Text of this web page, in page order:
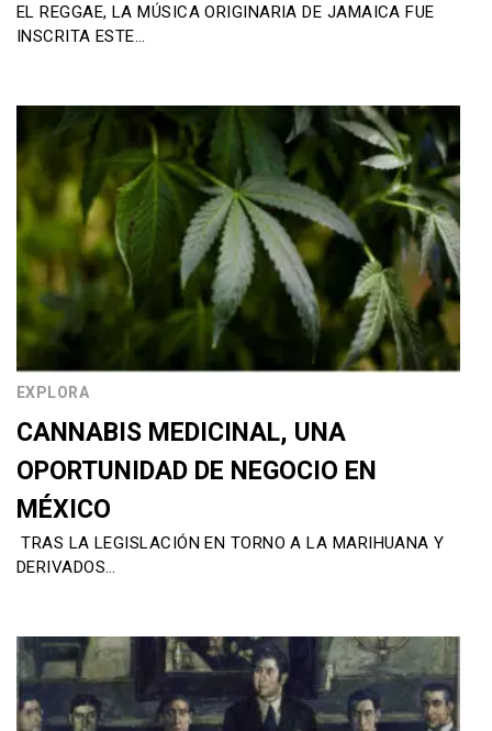
EL REGGAE, LA MÚSICA ORIGINARIA DE JAMAICA FUE
INSCRITA ESTE…
EXPLORA
CANNABIS MEDICINAL, UNA
OPORTUNIDAD DE NEGOCIO EN
MÉXICO
TRAS LA LEGISLACIÓN EN TORNO A LA MARIHUANA Y
DERIVADOS…